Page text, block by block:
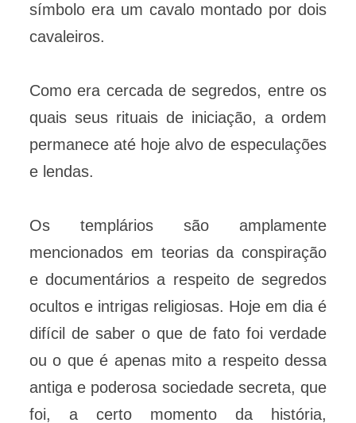
símbolo era um cavalo montado por dois
cavaleiros.
Como era cercada de segredos, entre os
quais seus rituais de iniciação, a ordem
permanece até hoje alvo de especulações
e lendas.
Os templários são amplamente
mencionados em teorias da conspiração
e documentários a respeito de segredos
ocultos e intrigas religiosas. Hoje em dia é
difícil de saber o que de fato foi verdade
ou o que é apenas mito a respeito dessa
antiga e poderosa sociedade secreta, que
foi, a certo momento da história,